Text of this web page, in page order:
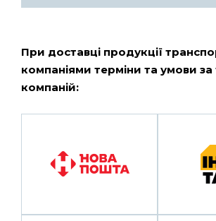
При доставці продукції
компаніями терміни та умови
компаній: